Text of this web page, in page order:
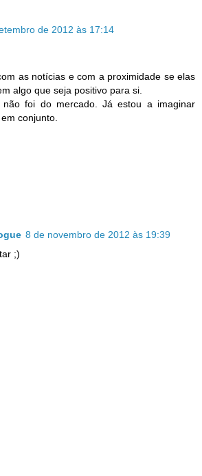
de 2012 às 17:14
as notícias e com a proximidade se elas
algo que seja positivo para si.
não foi do mercado. Já estou a imaginar
conjunto.
8 de novembro de 2012 às 19:39
;)